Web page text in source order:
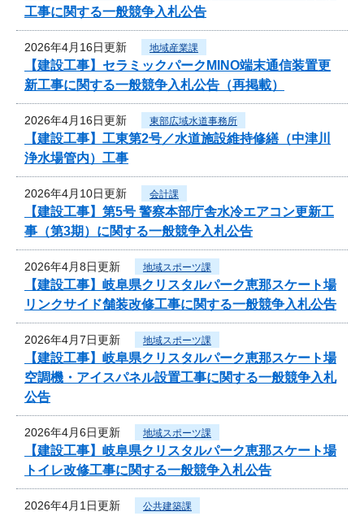
工事に関する一般競争入札公告
2026年4月16日更新 地域産業課
【建設工事】セラミックパークMINO端末通信装置更
新工事に関する一般競争入札公告（再掲載）
2026年4月16日更新 東部広域水道事務所
【建設工事】工東第2号／水道施設維持修繕（中津川
浄水場管内）工事
2026年4月10日更新 会計課
【建設工事】第5号 警察本部庁舎水冷エアコン更新工
事（第3期）に関する一般競争入札公告
2026年4月8日更新 地域スポーツ課
【建設工事】岐阜県クリスタルパーク恵那スケート場
リンクサイド舗装改修工事に関する一般競争入札公告
2026年4月7日更新 地域スポーツ課
【建設工事】岐阜県クリスタルパーク恵那スケート場
空調機・アイスパネル設置工事に関する一般競争入札
公告
2026年4月6日更新 地域スポーツ課
【建設工事】岐阜県クリスタルパーク恵那スケート場
トイレ改修工事に関する一般競争入札公告
2026年4月1日更新 公共建築課